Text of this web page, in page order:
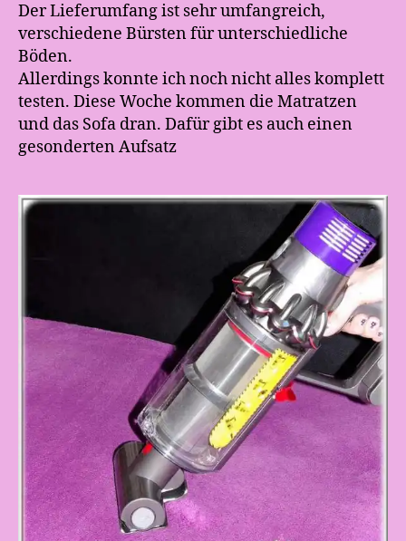
Der Lieferumfang ist sehr umfangreich,
verschiedene Bürsten für unterschiedliche
Böden.
Allerdings konnte ich noch nicht alles komplett
testen. Diese Woche kommen die Matratzen
und das Sofa dran. Dafür gibt es auch einen
gesonderten Aufsatz